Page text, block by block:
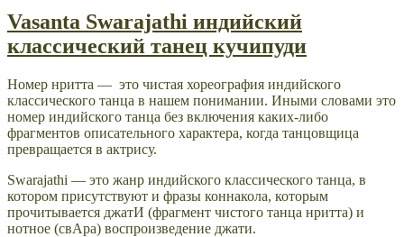
Vasanta Swarajathi индийский
классический танец кучипуди
Номер нритта — это чистая хореография индийского
классического танца в нашем понимании. Иными словами это
номер индийского танца без включения каких-либо
фрагментов описательного характера, когда танцовщица
превращается в актрису.
Swarajathi — это жанр индийского классического танца, в
котором присутствуют и фразы коннакола, которым
прочитывается джатИ (фрагмент чистого танца нритта) и
нотное (свАра) воспроизведение джати.